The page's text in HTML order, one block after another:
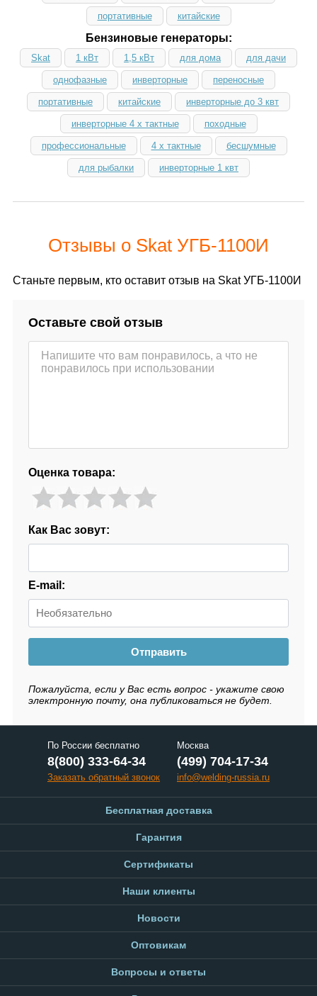
портативные китайские
Бензиновые генераторы:
Skat 1 кВт 1,5 кВт для дома для дачи
однофазные инверторные переносные
портативные китайские инверторные до 3 квт
инверторные 4 х тактные походные
профессиональные 4 х тактные бесшумные
для рыбалки инверторные 1 квт
Отзывы о Skat УГБ-1100И
Станьте первым, кто оставит отзыв на Skat УГБ-1100И
Оставьте свой отзыв
Оценка товара:
Как Вас зовут:
E-mail:
Отправить
Пожалуйста, если у Вас есть вопрос - укажите свою
электронную почту, она публиковаться не будет.
По России бесплатно
8(800) 333-64-34
Заказать обратный звонок
Москва
(499) 704-17-34
info@welding-russia.ru
Бесплатная доставка
Гарантия
Сертификаты
Наши клиенты
Новости
Оптовикам
Вопросы и ответы